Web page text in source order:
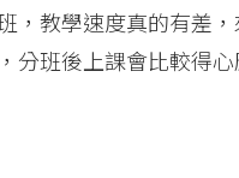
，教學速度真的有差
分班後上課會比較得心